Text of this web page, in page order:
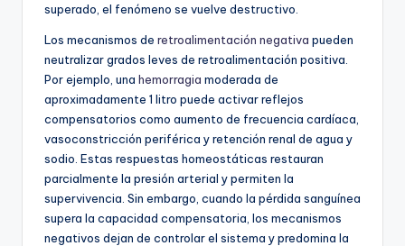
superado, el fenómeno se vuelve destructivo.
Los mecanismos de retroalimentación negativa pueden
neutralizar grados leves de retroalimentación positiva.
Por ejemplo, una hemorragia moderada de
aproximadamente 1 litro puede activar reflejos
compensatorios como aumento de frecuencia cardíaca,
vasoconstricción periférica y retención renal de agua y
sodio. Estas respuestas homeostáticas restauran
parcialmente la presión arterial y permiten la
supervivencia. Sin embargo, cuando la pérdida sanguínea
supera la capacidad compensatoria, los mecanismos
negativos dejan de controlar el sistema y predomina la